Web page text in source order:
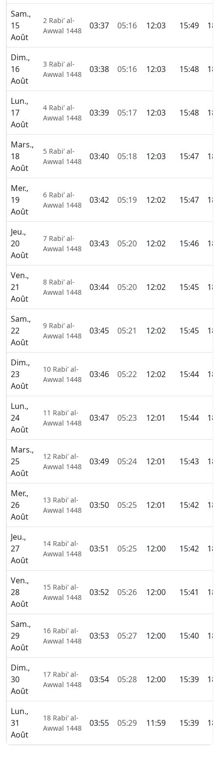
Sam.,
15
Août
2 Rabi’ al-
Awwal 1448
03:37 05:16 12:03 15:49
Dim.,
16
Août
3 Rabi’ al-
Awwal 1448
03:38 05:16 12:03 15:48
Lun.,
17
Août
4 Rabi’ al-
Awwal 1448
03:39 05:17 12:03 15:48
Mars.,
18
Août
5 Rabi’ al-
Awwal 1448
03:40 05:18 12:03 15:47
Mer.,
19
Août
6 Rabi’ al-
Awwal 1448
03:42 05:19 12:02 15:47
Jeu.,
20
Août
7 Rabi’ al-
Awwal 1448
03:43 05:20 12:02 15:46
Ven.,
21
Août
8 Rabi’ al-
Awwal 1448
03:44 05:20 12:02 15:45
Sam.,
22
Août
9 Rabi’ al-
Awwal 1448
03:45 05:21 12:02 15:45
Dim.,
23
Août
10 Rabi’ al-
Awwal 1448
03:46 05:22 12:02 15:44
Lun.,
24
Août
11 Rabi’ al-
Awwal 1448
03:47 05:23 12:01 15:44
Mars.,
25
Août
12 Rabi’ al-
Awwal 1448
03:49 05:24 12:01 15:43
Mer.,
26
Août
13 Rabi’ al-
Awwal 1448
03:50 05:25 12:01 15:42
Jeu.,
27
Août
14 Rabi’ al-
Awwal 1448
03:51 05:25 12:00 15:42
Ven.,
28
Août
15 Rabi’ al-
Awwal 1448
03:52 05:26 12:00 15:41
Sam.,
29
Août
16 Rabi’ al-
Awwal 1448
03:53 05:27 12:00 15:40
Dim.,
30
Août
17 Rabi’ al-
Awwal 1448
03:54 05:28 12:00 15:39
Lun.,
31
Août
18 Rabi’ al-
Awwal 1448
03:55 05:29 11:59 15:39